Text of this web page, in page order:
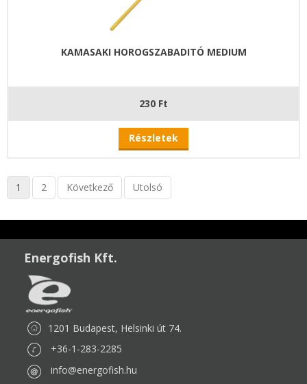
KAMASAKI HOROGSZABADITÓ MEDIUM
230 Ft
Részletek
1 2 Következő Utolsó
Energofish Kft.
1201 Budapest, Helsinki út 74.
+36-1-283-2285
info@energofish.hu